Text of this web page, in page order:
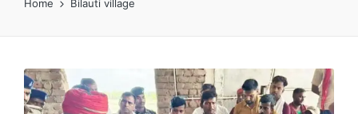
Home Bilauti village